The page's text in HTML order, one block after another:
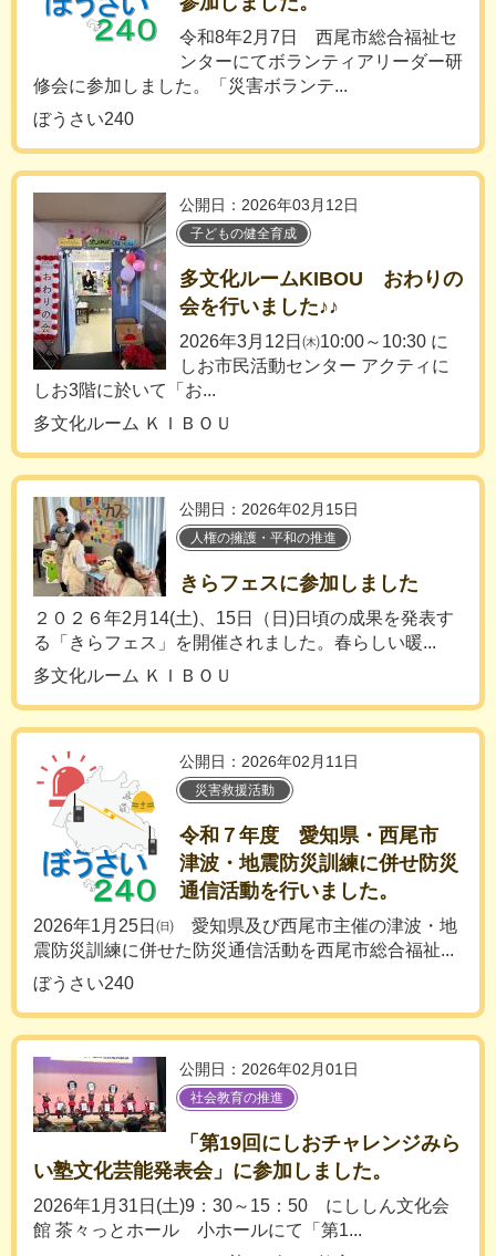
令和8年2月7日 西尾市総合福祉セ
ンターにてボランティアリーダー研
修会に参加しました。「災害ボランテ...
ぼうさい240
公開日：2026年03月12日
子どもの健全育成
多文化ルームKIBOU おわりの
会を行いました♪♪
2026年3月12日㈭10:00～10:30 に
しお市民活動センター アクティに
しお3階に於いて「お...
多文化ルーム ＫＩＢＯＵ
公開日：2026年02月15日
人権の擁護・平和の推進
きらフェスに参加しました
２０２６年2月14(土)、15日（日)日頃の成果を発表す
る「きらフェス」を開催されました。春らしい暖...
多文化ルーム ＫＩＢＯＵ
公開日：2026年02月11日
災害救援活動
令和７年度 愛知県・西尾市
津波・地震防災訓練に併せ防災
通信活動を行いました。
2026年1月25日㈰ 愛知県及び西尾市主催の津波・地
震防災訓練に併せた防災通信活動を西尾市総合福祉...
ぼうさい240
公開日：2026年02月01日
社会教育の推進
「第19回にしおチャレンジみら
い塾文化芸能発表会」に参加しました。
2026年1月31日(土)9：30～15：50 にししん文化会
館 茶々っとホール 小ホールにて「第1...